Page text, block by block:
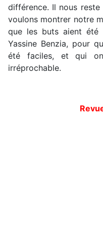
différence. Il nous
voulons montrer notre
que les buts aient été
Yassine Benzia, pour
été faciles, et qui
irréprochable.